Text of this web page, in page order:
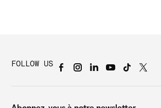
FOLLOW US